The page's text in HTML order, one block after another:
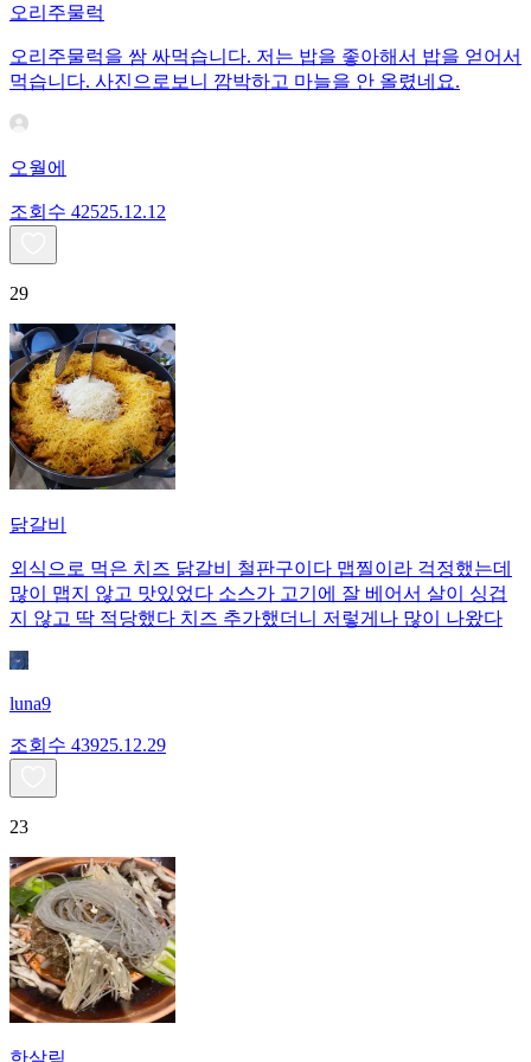
오리주물럭
오리주물럭을 쌈 싸먹습니다. 저는 밥을 좋아해서 밥을 얻어서
먹습니다. 사진으로보니 깜박하고 마늘을 안 올렸네요.
오월에
조회수 42525.12.12
29
닭갈비
외식으로 먹은 치즈 닭갈비 철판구이다 맵찔이라 걱정했는데
많이 맵지 않고 맛있었다 소스가 고기에 잘 베어서 살이 싱겁
지 않고 딱 적당했다 치즈 추가했더니 저렇게나 많이 나왔다
luna9
조회수 43925.12.29
23